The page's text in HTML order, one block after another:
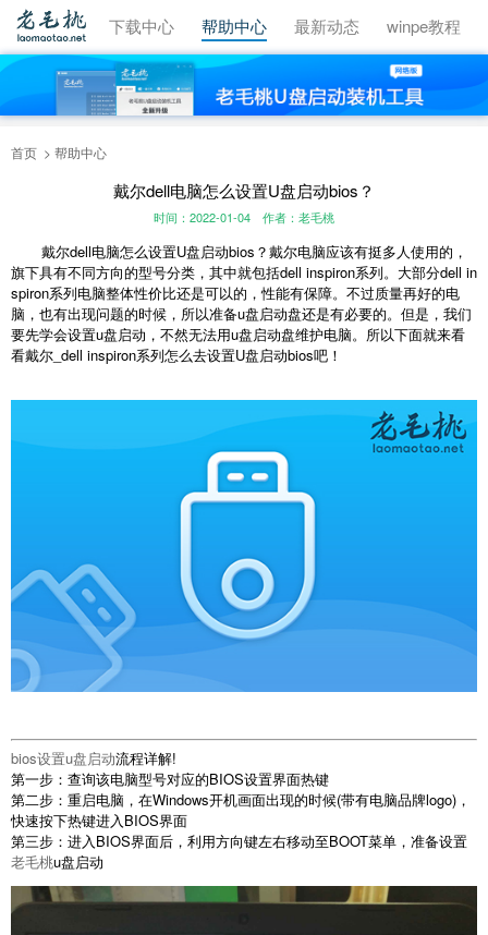
视频教程 下载中心 帮助中心 最新动态 winpe教程
首页 帮助中心
戴尔dell电脑怎么设置U盘启动bios？
时间：2022-01-04 作者：老毛桃
戴尔dell电脑怎么设置U盘启动bios？戴尔电脑应该有挺多人使用的，
旗下具有不同方向的型号分类，其中就包括dell inspiron系列。大部分dell in
spiron系列电脑整体性价比还是可以的，性能有保障。不过质量再好的电
脑，也有出现问题的时候，所以准备u盘启动盘还是有必要的。但是，我们
要先学会设置u盘启动，不然无法用u盘启动盘维护电脑。所以下面就来看
看戴尔_dell inspiron系列怎么去设置U盘启动bios吧！
bios设置u盘启动流程详解!
第一步：查询该电脑型号对应的BIOS设置界面热键
第二步：重启电脑，在Windows开机画面出现的时候(带有电脑品牌logo)，
快速按下热键进入BIOS界面
第三步：进入BIOS界面后，利用方向键左右移动至BOOT菜单，准备设置
老毛桃u盘启动